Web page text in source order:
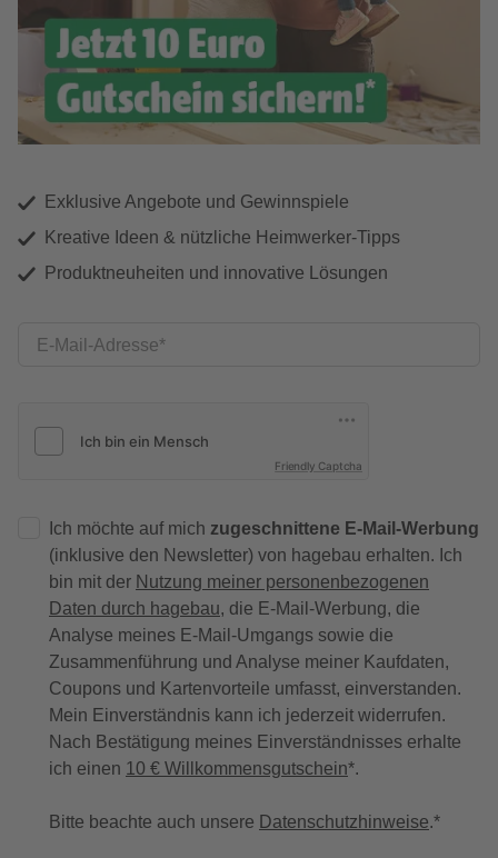
Exklusive Angebote und Gewinnspiele
Kreative Ideen & nützliche Heimwerker-Tipps
Produktneuheiten und innovative Lösungen
E-Mail-Adresse
Friendly Captcha
Ich möchte auf mich zugeschnittene E-Mail-Werbung
(inklusive den Newsletter) von hagebau erhalten. Ich
bin mit der Nutzung meiner personenbezogenen
Daten durch hagebau, die E-Mail-Werbung, die
Analyse meines E-Mail-Umgangs sowie die
Zusammenführung und Analyse meiner Kaufdaten,
Coupons und Kartenvorteile umfasst, einverstanden.
Mein Einverständnis kann ich jederzeit widerrufen.
Nach Bestätigung meines Einverständnisses erhalte
ich einen 10 € Willkommensgutschein*.
Bitte beachte auch unsere Datenschutzhinweise.